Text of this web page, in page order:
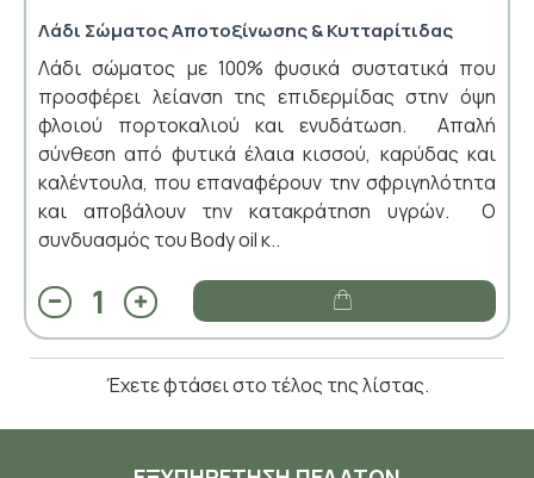
Λάδι Σώματος Αποτοξίνωσης & Κυτταρίτιδας
Λάδι σώματος με 100% φυσικά συστατικά που
προσφέρει λείανση της επιδερμίδας στην όψη
φλοιού πορτοκαλιού και ενυδάτωση. Απαλή
σύνθεση από φυτικά έλαια κισσού, καρύδας και
καλέντουλα, που επαναφέρουν την σφριγηλότητα
και αποβάλουν την κατακράτηση υγρών. Ο
συνδυασμός του Body oil κ..
Έχετε φτάσει στο τέλος της λίστας.